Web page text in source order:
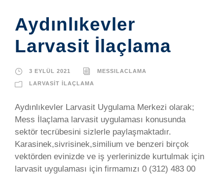
Aydınlıkevler
Larvasit İlaçlama
3 EYLÜL 2021 MESSILACLAMA
LARVASIT İLAÇLAMA
Aydınlıkevler Larvasit Uygulama Merkezi olarak;
Mess İlaçlama larvasit uygulaması konusunda
sektör tecrübesini sizlerle paylaşmaktadır.
Karasinek,sivrisinek,similium ve benzeri birçok
vektörden evinizde ve iş yerlerinizde kurtulmak için
larvasit uygulaması için firmamızı 0 (312) 483 00